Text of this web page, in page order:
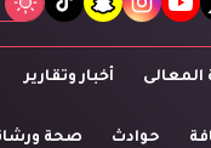
youtube
instagram
snapchat
tiktok
المعالى أخبار وتقارير
حوادث صحة